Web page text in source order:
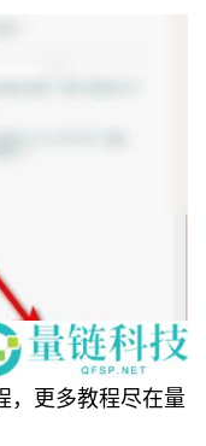
，更多教程尽在量